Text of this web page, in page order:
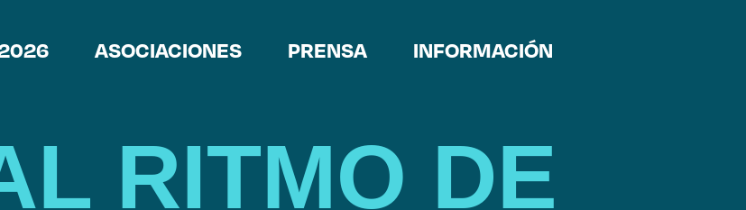
ASOCIACIONES PRENSA INFORMACIÓN
RITMO DE